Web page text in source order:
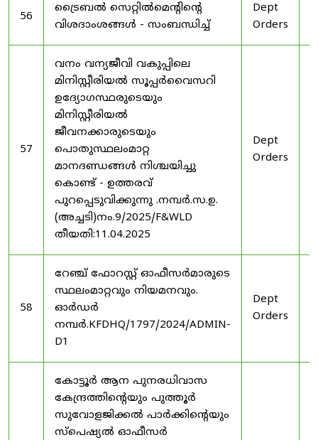
56
ട്രൈബൽ സെറ്റിൽമെൻ്റിൻ്റെ
വിശദാംശങ്ങൾ - സംബന്ധിച്ച്
Dept
Orders
57
വനം വന്യജീവി വകുപ്പിലെ
മിനിസ്റ്റീരിയൽ സൂപ്പർവൈസറി
ഉദ്യോഗസ്ഥരുടെയും
മിനിസ്റ്റീരിയൽ
ജീവനക്കാരുടെയും
പൊതുസ്ഥലംമാറ്റ
മാനദണ്ഡങ്ങൾ നിശ്ചയിച്ചു
കൊണ്ട് - ഉത്തരവ്
പുറപ്പെടുവിക്കുന്നു .നമ്പർ.സ.ഉ.
(അച്ചടി)നം.9/2025/F&WLD
തീയതി:11.04.2025
Dept
Orders
58
റേഞ്ച് ഫോറസ്റ്റ് ഓഫീസർമാരുടെ
സ്ഥലംമാറ്റവും നിയമനവും.
ഓർഡർ
നമ്പർ.KFDHQ/1797/2024/ADMIN-
D1
Dept
Orders
കോട്ടൂർ ആന പുനരധിവാസ
കേന്ദ്രത്തിന്റെയും പുത്തൂർ
സുവോളജിക്കൽ പാർക്കിന്റെയും
സ്പെഷ്യൽ ഓഫീസർ